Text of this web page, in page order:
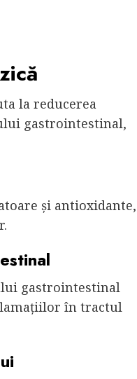
la reducerea
gastrointestinal,
și antioxidante,
gastrointestinal
în tractul